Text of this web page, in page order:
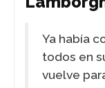
Ya había
todos en
vuelve